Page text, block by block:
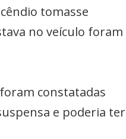
tomasse
no veículo foram
constatadas
e poderia ter